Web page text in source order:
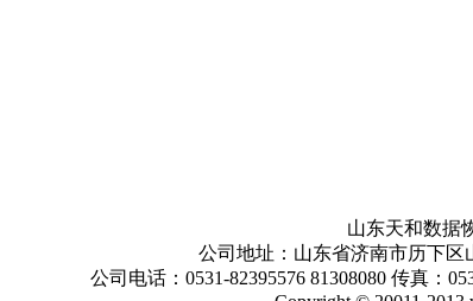
山东天和数据
公司地址：山东省济南市历下区
公司电话：0531-82395576 81308080 传真：